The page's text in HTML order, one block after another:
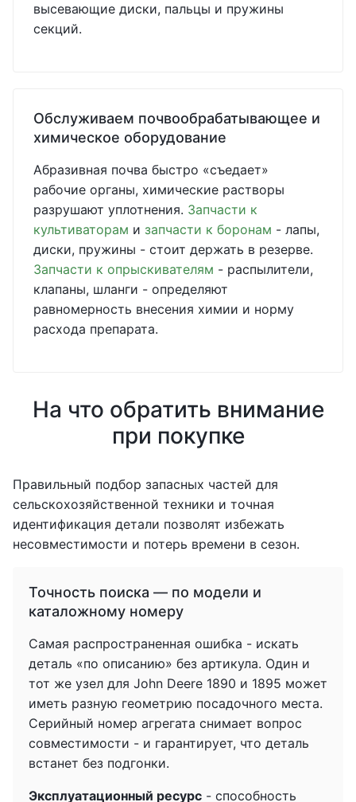
высевающие диски, пальцы и пружины
секций.
Обслуживаем почвообрабатывающее и
химическое оборудование
Абразивная почва быстро «съедает»
рабочие органы, химические растворы
разрушают уплотнения. Запчасти к
культиваторам и запчасти к боронам - лапы,
диски, пружины - стоит держать в резерве.
Запчасти к опрыскивателям - распылители,
клапаны, шланги - определяют
равномерность внесения химии и норму
расхода препарата.
На что обратить внимание
при покупке
Правильный подбор запасных частей для
сельскохозяйственной техники и точная
идентификация детали позволят избежать
несовместимости и потерь времени в сезон.
Точность поиска — по модели и
каталожному номеру
Самая распространенная ошибка - искать
деталь «по описанию» без артикула. Один и
тот же узел для John Deere 1890 и 1895 может
иметь разную геометрию посадочного места.
Серийный номер агрегата снимает вопрос
совместимости - и гарантирует, что деталь
встанет без подгонки.
Эксплуатационный ресурс - способность